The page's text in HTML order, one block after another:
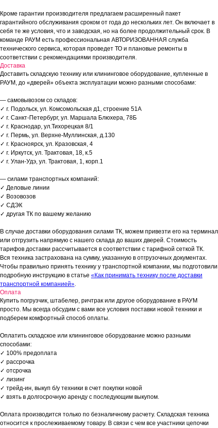
Кроме гарантии производителя предлагаем расширенный пакет
гарантийного обслуживания сроком от года до нескольких лет. Он включает в
себя те же условия, что и заводская, но на более продолжительный срок. В
команде РАУМ есть профессиональная АВТОРИЗОВАННАЯ служба
технического сервиса, которая проведет ТО и плановые ремонты в
соответствии с рекомендациями производителя.
Доставка
Доставить складскую технику или клининговое оборудование, купленные в
РАУМ, до «дверей» объекта эксплуатации можно разными способами:
— самовывозом со складов:
✓ г. Подольск, ул. Комсомольская д1, строение 51А
✓ г. Санкт-Петербург, ул. Маршала Блюхера, 78Б
✓ г. Краснодар, ул.Тихорецкая 8/1
✓ г. Пермь, ул. Верхне-Муллинская, д.130
✓ г. Красноярск, ул. Кразовская, 4
✓ г. Иркутск, ул. Трактовая, 18, к.5
✓ г. Улан-Удэ, ул. Трактовая, 1, корп.1
— силами транспортных компаний:
✓ Деловые линии
✓ Возовозов
✓ СДЭК
✓ другая ТК по вашему желанию
В случае доставки оборудования силами ТК, можем привезти его на терминал
или отгрузить напрямую с нашего склада до ваших дверей. Стоимость
тарифов доставки рассчитывается в соответствии с тарифной сеткой ТК.
Вся техника застрахована на сумму, указанную в отгрузочных документах.
Чтобы правильно принять технику у транспортной компании, мы подготовили
подробную инструкцию в статье «Как принимать технику после доставки
транспортной компанией».
Оплата
Купить погрузчик, штабелер, ричтрак или другое оборудование в РАУМ
просто. Мы всегда обсудим с вами все условия поставки новой техники и
подберем комфортный способ оплаты.
Оплатить складское или клининговое оборудование можно разными
способами:
✓ 100% предоплата
✓ рассрочка
✓ отсрочка
✓ лизинг
✓ трейд-ин, выкуп б/у техники в счет покупки новой
✓ взять в долгосрочную аренду с последующим выкупом.
Оплата производится только по безналичному расчету. Складская техника
относится к прослеживаемому товару. В связи с чем все участники цепочки